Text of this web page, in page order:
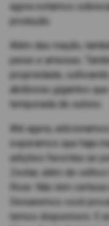
agora estamos
produção.
Além das maçãs,
peras e ameixas.
propriedade,
abóboras gigantes
temporada de outono.
Até agora,
esperamos que haja
adições favoritas ao
Zestar, além de
River. Não tem
Deixaremos você
temos disponíveis. E